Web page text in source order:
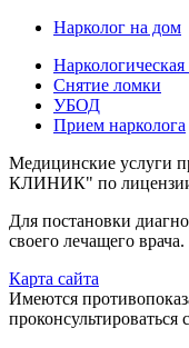
Нарколог на дом
Снятие ломки
УБОД
Прием нарколога
Медицинские
КЛИНИК" по
Для постановки
своего лечащего врача.
Карта сайта
Имеются